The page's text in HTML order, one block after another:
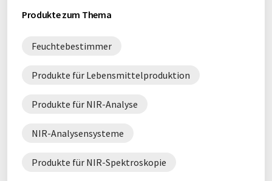
Lebensmittelverarbeitung-Whitepaper
Methodenentwicklung-Whitepaper
Multiparameteranalyse-Whitepaper
NIR-Analyse-Whitepaper
NIR-Analysensysteme-Whitepaper
Produkte zum Thema
Feuchtebestimmer
Produkte für Lebensmittelproduktion
Produkte für NIR-Analyse
NIR-Analysensysteme
Produkte für NIR-Spektroskopie